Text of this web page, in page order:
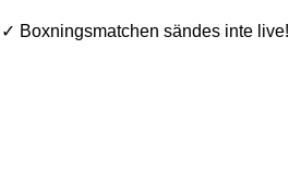
✓ Boxningsmatchen sändes inte live!